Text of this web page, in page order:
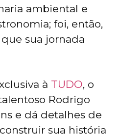
ambiental e
foi, então,
sua jornada
à TUDO, o
Rodrigo
e dá detalhes de
sua história